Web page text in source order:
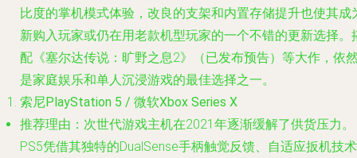
比度的掌机模式体验，改良的支架和内置存储提升也使其成
新购入玩家或仍在用老款机型玩家的一个不错的更新选择。
配《塞尔达传说：旷野之息2》（已发布预告）等大作，依
是家庭娱乐和单人沉浸游戏的最佳选择之一。
索尼PlayStation 5 / 微软Xbox Series X
推荐理由 ：次世代游戏主机在2021年逐渐缓解了供货压力。
PS5凭借其独特的DualSense手柄触觉反馈、自适应扳机技术